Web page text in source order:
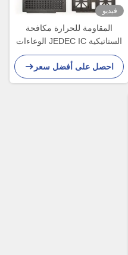
فيديو
المقاومة للحرارة مكافحة
الستاتيكية JEDEC IC الوعاءات
المكونات الإلكترونية الوعاء
احصل على أفضل سعر